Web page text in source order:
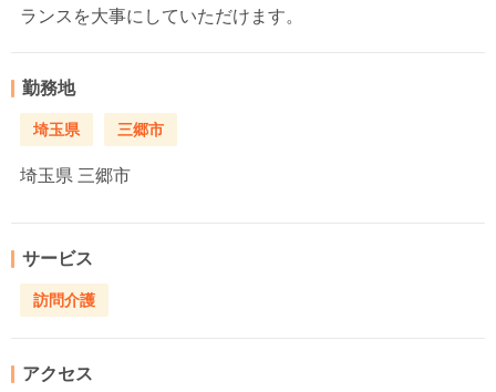
ランスを大事にしていただけます。
勤務地
埼玉県 三郷市
埼玉県 三郷市
サービス
訪問介護
アクセス